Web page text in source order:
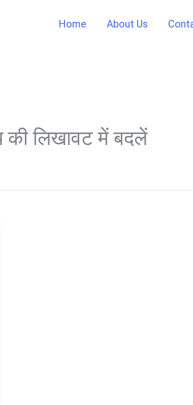
Home About Us
की लिखावट में बदलें